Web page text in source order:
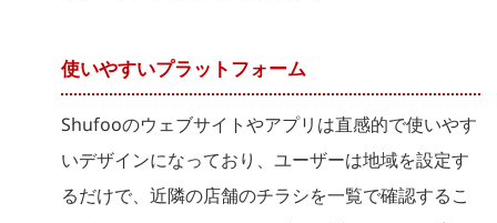
使いやすいプラットフォーム
Shufooのウェブサイトやアプリは直感的で使いやす
いデザインになっており、ユーザーは地域を設定す
るだけで、近隣の店舗のチラシを一覧で確認するこ